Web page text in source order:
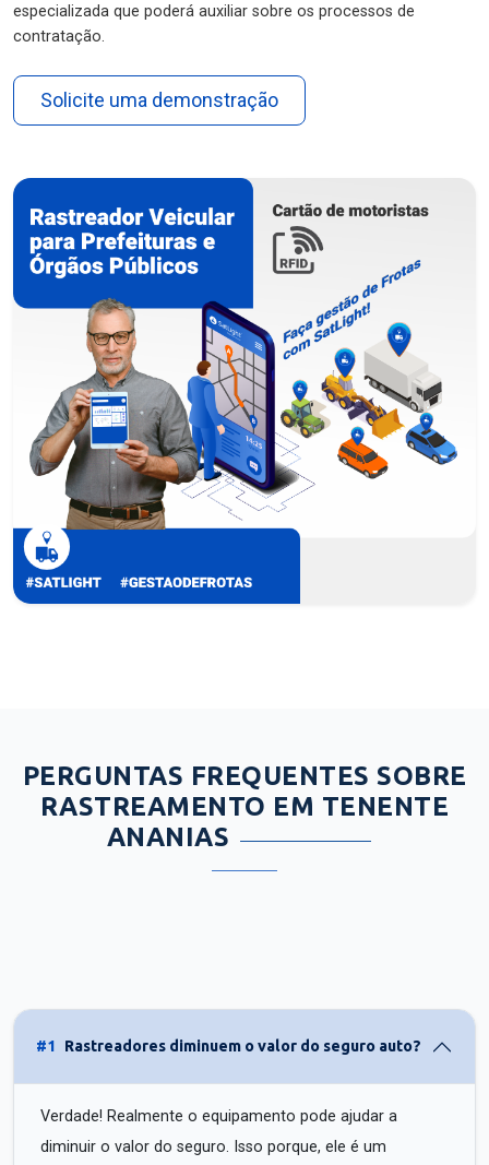
especializada que poderá auxiliar sobre os processos de
contratação.
Solicite uma demonstração
PERGUNTAS FREQUENTES SOBRE
RASTREAMENTO EM TENENTE
ANANIAS
#1 Rastreadores diminuem o valor do seguro auto?
Verdade! Realmente o equipamento pode ajudar a
diminuir o valor do seguro. Isso porque, ele é um